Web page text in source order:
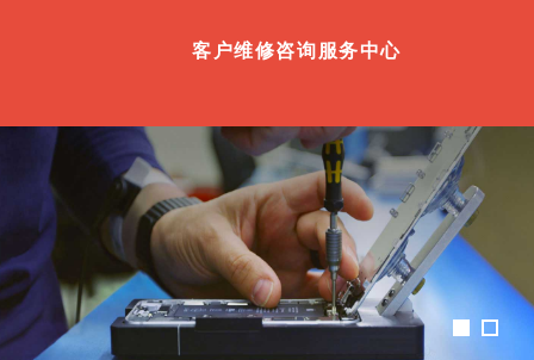
客户维修咨询服务中心